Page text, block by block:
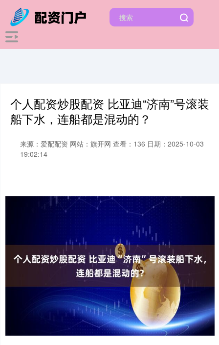
个人配资炒股配资 比亚迪“济南”号滚装
船下水，连船都是混动的？
来源：爱配配资 网站：旗开网 查看：136 日期：2025-10-03
19:02:14